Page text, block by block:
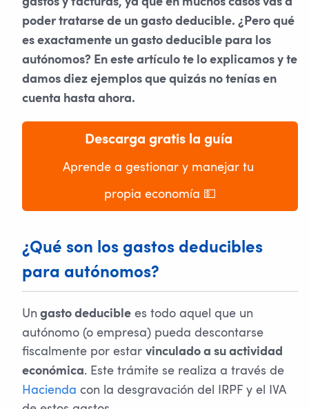
gastos y facturas, ya que en muchos casos vas a
poder tratarse de un gasto deducible. ¿Pero qué
es exactamente un gasto deducible para los
autónomos? En este artículo te lo explicamos y te
damos diez ejemplos que quizás no tenías en
cuenta hasta ahora.
Descarga gratis la guía
Aprende a gestionar y manejar tu
propia economía 💵
¿Qué son los gastos deducibles
para autónomos?
Un gasto deducible es todo aquel que un
autónomo (o empresa) pueda descontarse
fiscalmente por estar vinculado a su actividad
económica. Este trámite se realiza a través de
Hacienda con la desgravación del IRPF y el IVA